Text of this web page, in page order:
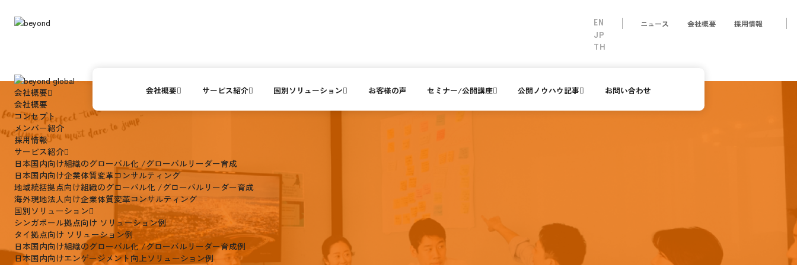
EN
JP
TH
ニュース 会社概要 採用情報
会社概要 サービス紹介 国別ソリューション お客様の声 セミナー/公開講座 公開ノウハウ記事 お問い合わせ
会社概要
会社概要
コンセプト
メンバー紹介
採用情報
サービス紹介
日本国内向け組織のグローバル化 /グローバルリーダー育成
日本国内向け企業体質変革コンサルティング
地域統括拠点向け組織のグローバル化 /グローバルリーダー育成
海外現地法人向け企業体質変革コンサルティング
国別ソリューション
シンガポール拠点向け ソリューション例
タイ拠点向け ソリューション例
日本国内向け組織のグローバル化 /グローバルリーダー育成例
日本国内向けエンゲージメント向上ソリューション例